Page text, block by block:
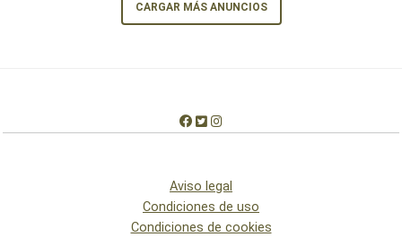
CARGAR MÁS ANUNCIOS
Aviso legal
Condiciones de uso
Condiciones de cookies